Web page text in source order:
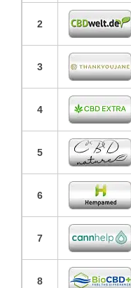
2
3
4
5
6
7
8